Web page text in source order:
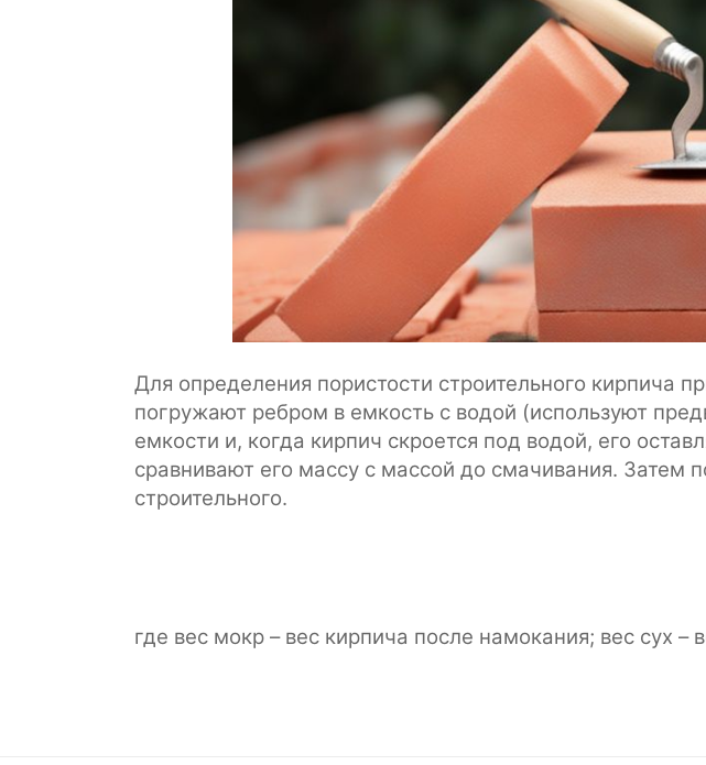
Для определения пористости строительного кирпича
погружают ребром в емкость с водой (используют
емкости и, когда кирпич скроется под водой, его
сравнивают его массу с массой до смачивания. Затем
строительного.
где вес мокр – вес кирпича после намокания; вес сух –